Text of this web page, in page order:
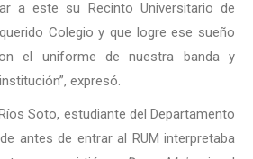
a este su Recinto Universitario de
Colegio y que logre ese sueño
el uniforme de nuestra banda y
expresó.
Soto, estudiante del Departamento
antes de entrar al RUM interpretaba